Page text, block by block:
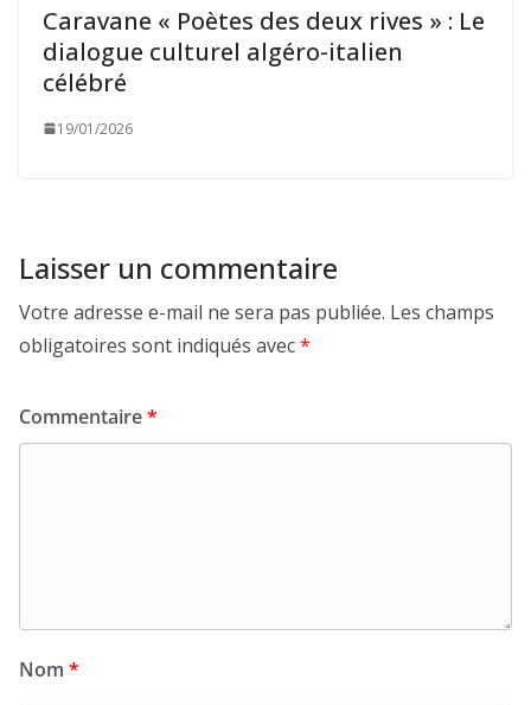
Caravane « Poètes des deux rives » : Le
dialogue culturel algéro-italien
célébré
19/01/2026
Laisser un commentaire
Votre adresse e-mail ne sera pas publiée. Les champs
obligatoires sont indiqués avec*
Commentaire*
Nom *